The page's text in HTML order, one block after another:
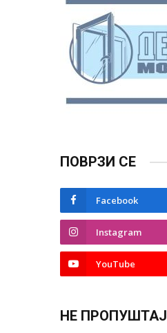
ПОВРЗИ СЕ
Facebook
Instagram
YouTube
НЕ ПРОПУШТАЈ